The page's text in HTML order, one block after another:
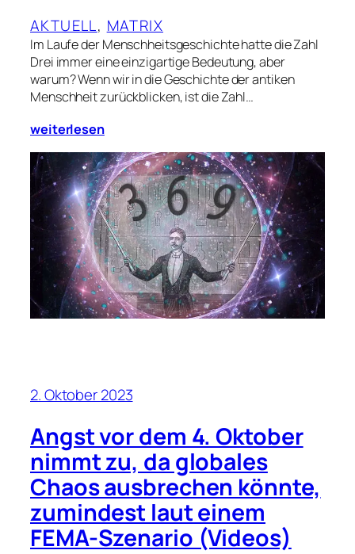
AKTUELL, MATRIX
Im Laufe der Menschheitsgeschichte hatte die Zahl
Drei immer eine einzigartige Bedeutung, aber
warum? Wenn wir in die Geschichte der antiken
Menschheit zurückblicken, ist die Zahl…
weiterlesen
2. Oktober 2023
Angst vor dem 4. Oktober
nimmt zu, da globales
Chaos ausbrechen könnte,
zumindest laut einem
FEMA-Szenario (Videos)